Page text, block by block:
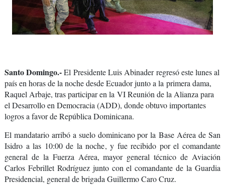
Santo Domingo.-El Presidente Luis Abinader regresó este lunes al
país en horas de la noche desde Ecuador junto a la primera dama,
Raquel Arbaje, tras participar en la VI Reunión de la Alianza para
el Desarrollo en Democracia (ADD), donde obtuvo importantes
logros a favor de República Dominicana.
El mandatario arribó a suelo dominicano por la Base Aérea de San
Isidro a las 10:00 de la noche, y fue recibido por el comandante
general de la Fuerza Aérea, mayor general técnico de Aviación
Carlos Febrillet Rodríguez junto con el comandante de la Guardia
Presidencial, general de brigada Guillermo Caro Cruz.